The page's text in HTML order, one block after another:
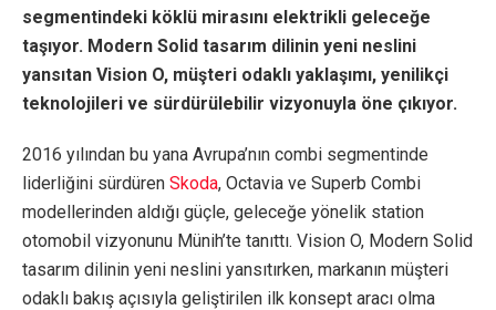
segmentindeki köklü mirasını elektrikli geleceğe
taşıyor. Modern Solid tasarım dilinin yeni neslini
yansıtan Vision O, müşteri odaklı yaklaşımı, yenilikçi
teknolojileri ve sürdürülebilir vizyonuyla öne çıkıyor.
2016 yılından bu yana Avrupa’nın combi segmentinde
liderliğini sürdüren Skoda, Octavia ve Superb Combi
modellerinden aldığı güçle, geleceğe yönelik station
otomobil vizyonunu Münih’te tanıttı. Vision O, Modern Solid
tasarım dilinin yeni neslini yansıtırken, markanın müşteri
odaklı bakış açısıyla geliştirilen ilk konsept aracı olma